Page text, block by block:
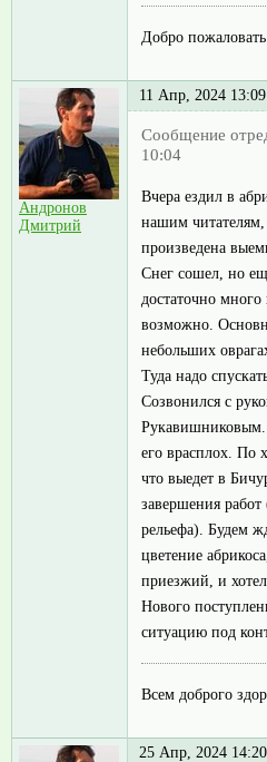
Добро
Андронов
Дмитрий
11 Апр, 2024 13:09
Сообщение
10:04
Вчера ездил в
нашим читателям,
произведена
Снег сошел, но
достаточно
возможно.
небольших
Туда надо
Созвонился с
Рукавишниковым.
его врасплох. По
что выедет в
завершения работ
рельефа). Будем
цветение
приезжий, и
Нового
ситуацию под
Всем доброго
25 Апр, 2024 14:20